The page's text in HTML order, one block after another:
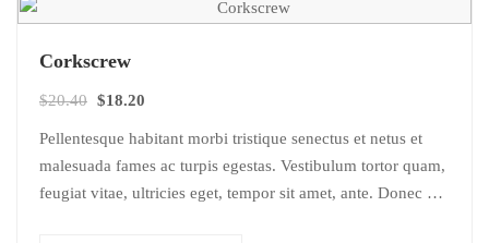
Corkscrew
$20.40 El
$18.20
Pellentesque habitant morbi tristique senectus et netus et
malesuada fames ac turpis egestas. Vestibulum tortor quam,
feugiat vitae, ultricies eget, tempor sit amet, ante. Donec eu